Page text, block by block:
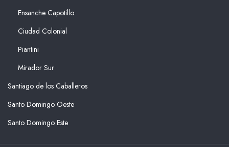
Ensanche Capotillo
Ciudad Colonial
Piantini
Mirador Sur
Santiago de los Caballeros
Santo Domingo Oeste
Santo Domingo Este